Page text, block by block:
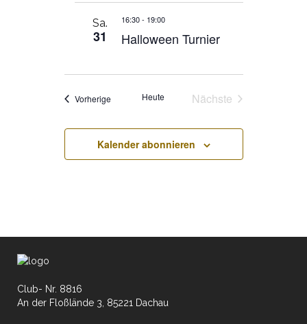
Sa.
31
16:30- 19:00
Halloween Turnier
VorherigeVeranstaltungen
Heute
Nächste
Kalender abonnieren
Club- Nr. 8816
An der Floßlände 3, 85221 Dachau